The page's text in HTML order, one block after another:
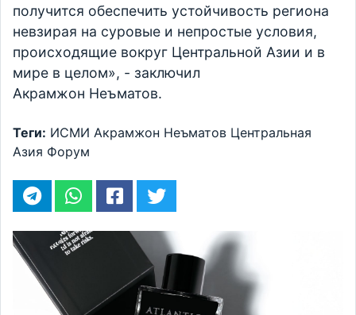
получится обеспечить устойчивость региона
невзирая на суровые и непростые условия,
происходящие вокруг Центральной Азии и в
мире в целом», - заключил
Акрамжон Неъматов.
Теги: ИСМИ Акрамжон Неъматов Центральная
Азия Форум